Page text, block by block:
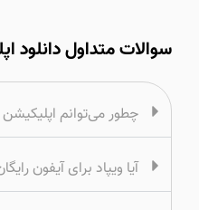
سوالات متداول دانلود
چطور می‌توانم
آیا ویپاد برای آیفون